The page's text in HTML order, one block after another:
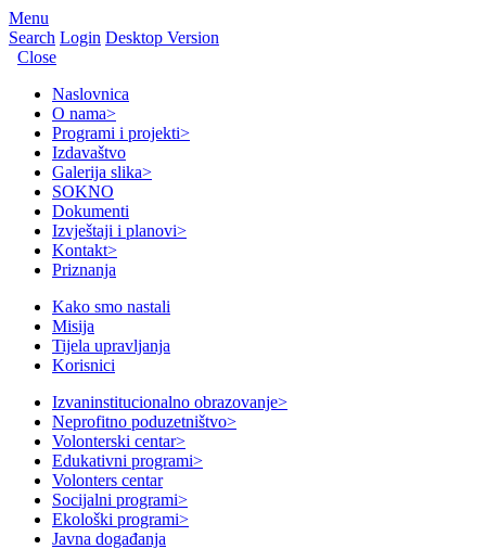
Menu
Search Login Desktop Version
Close
Naslovnica
O nama>
Programi i projekti>
Izdavaštvo
Galerija slika>
SOKNO
Dokumenti
Izvještaji i planovi>
Kontakt>
Priznanja
Kako smo nastali
Misija
Tijela upravljanja
Korisnici
Izvaninstitucionalno obrazovanje>
Neprofitno poduzetništvo>
Volonterski centar>
Edukativni programi>
Volonters centar
Socijalni programi>
Ekološki programi>
Javna događanja